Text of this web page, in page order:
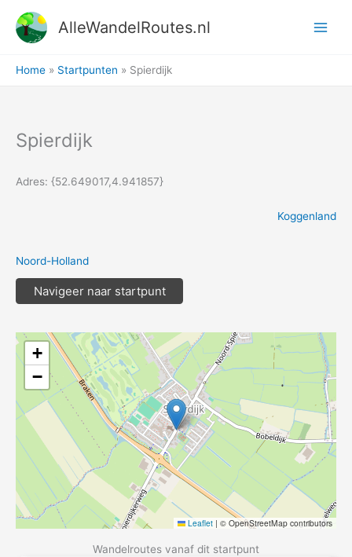
naar
AlleWandelRoutes.nl
Home Startpunten Spierdijk
Spierdijk
Adres: {52.649017,4.941857}
Koggenland
Noord-Holland
Navigeer naar startpunt
+
−
Leaflet | © OpenStreetMap contributors
Wandelroutes vanaf dit startpunt